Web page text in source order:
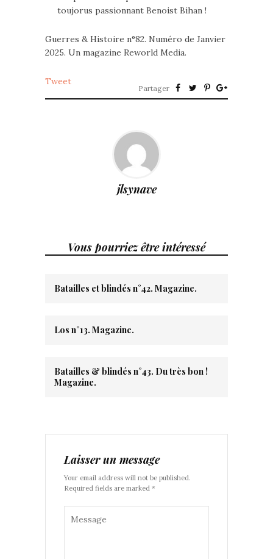
toujorus passionnant Benoist Bihan !
Guerres & Histoire n°82. Numéro de Janvier
2025. Un magazine Reworld Media.
Tweet
Partager
jlsynave
Vous pourriez être intéressé
Batailles et blindés n°42. Magazine.
Los n°13. Magazine.
Batailles & blindés n°43. Du très bon !
Magazine.
Laisser un message
Your email address will not be published.
Required fields are marked *